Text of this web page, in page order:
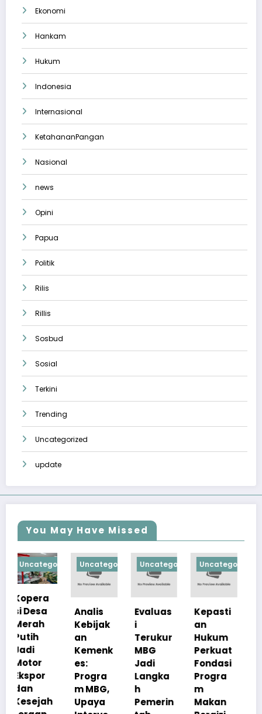
Ekonomi
Hankam
Hukum
Indonesia
Internasional
KetahananPangan
Nasional
news
Opini
Papua
Politik
Rilis
Rillis
Sosbud
Sosial
Terkini
Trending
Uncategorized
update
You May Have Missed
Uncategorized
Analis
Kebijak
an
Kemenk
es:
Progra
m MBG,
Upaya
Uncategorized
Evaluas
i
Terukur
MBG
Jadi
Langka
h
Pemerin
Uncategorized
Kepasti
Hukum
Perkuat
Fondasi
Progra
Makan
Apresia
si
Pemerin
tah
Pastika
n
s Menu